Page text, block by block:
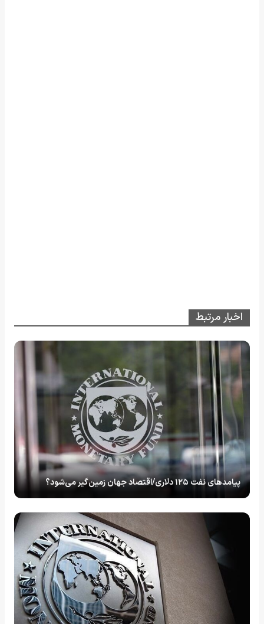
اخبار مرتبط
پیامدهای نفت ۱۲۵ دلاری/اقتصاد جهان زمین‌گیر می‌شود؟